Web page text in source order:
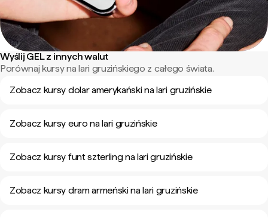
Wyślij GEL z innych walut
Porównaj kursy na lari gruzińskiego z całego świata.
Zobacz kursy dolar amerykański na lari gruzińskie
Zobacz kursy euro na lari gruzińskie
Zobacz kursy funt szterling na lari gruzińskie
Zobacz kursy dram armeński na lari gruzińskie